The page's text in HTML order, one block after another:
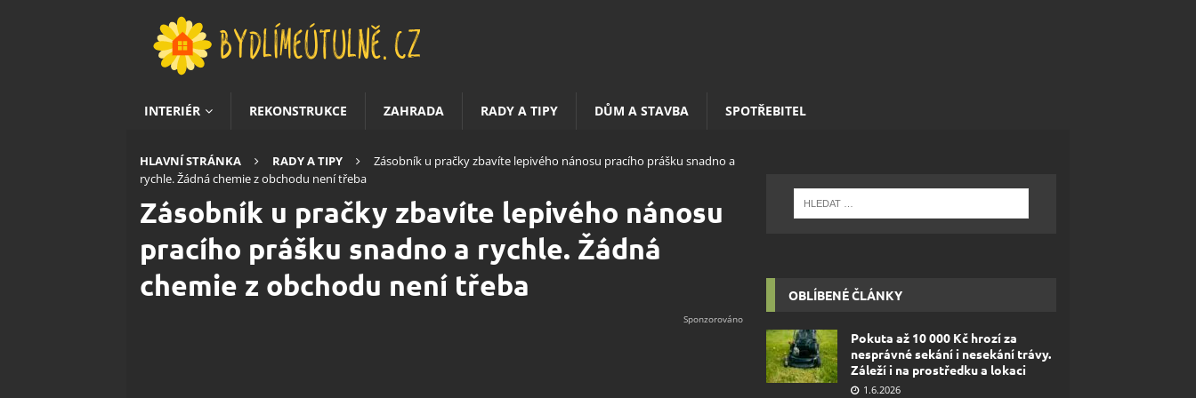
INTERIÉR REKONSTRUKCE ZAHRADA RADY A TIPY DŮM A STAVBA SPOTŘEBITEL
HLAVNÍ STRÁNKA RADY A TIPY
Zásobník u pračky zbavíte lepivého nánosu pracího prášku snadno a
rychle. Žádná chemie z obchodu není třeba
Zásobník u pračky zbavíte lepivého nánosu
pracího prášku snadno a rychle. Žádná
chemie z obchodu není třeba
OBLÍBENÉ ČLÁNKY
Pokuta až 10 000 Kč hrozí za
nesprávné sekání i nesekání trávy.
Záleží i na prostředku a lokaci
1.6.2026